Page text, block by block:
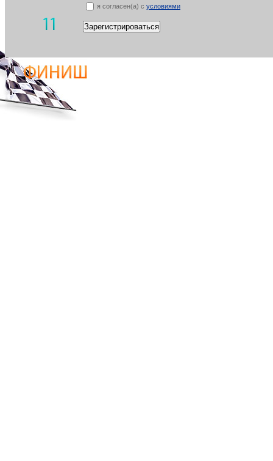
я согласен(а) с условиями
Зарегистрироваться